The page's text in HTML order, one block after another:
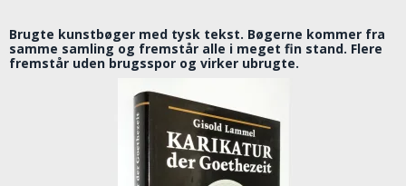
Brugte kunstbøger med tysk tekst. Bøgerne kommer fra
samme samling og fremstår alle i meget fin stand. Flere
fremstår uden brugsspor og virker ubrugte.